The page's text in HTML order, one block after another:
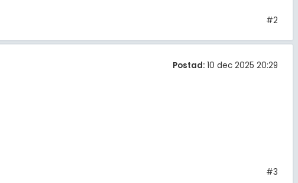
#2
Postad: 10 dec 2025 20:29
#3